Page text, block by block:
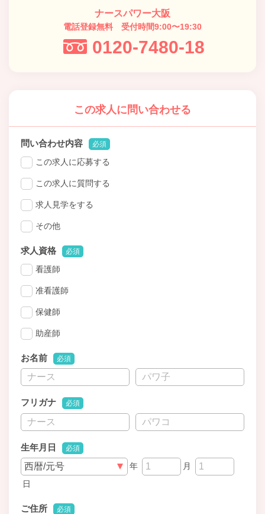
ナースパワー大阪
電話登録無料 受付時間9:00〜19:30
0120-7480-18
この求人に問い合わせる
問い合わせ内容 必須
この求人に応募する
この求人に質問する
求人見学をする
その他
求人資格 必須
看護師
准看護師
保健師
助産師
お名前 必須
フリガナ 必須
生年月日 必須
年
月
日
ご住所 必須